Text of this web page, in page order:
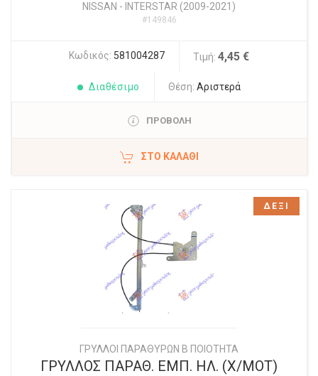
NISSAN - INTERSTAR (2009-2021)
#149846
Κωδικός: 581004287 Τιμή: 4,45 €
Διαθέσιμο Θέση: Αριστερά
ΠΡΟΒΟΛΗ
ΣΤΟ ΚΑΛΆΘΙ
ΓΡΥΛΛΟΙ ΠΑΡΑΘΥΡΩΝ Β ΠΟΙΟΤΗΤΑ
ΓΡΥΛΛΟΣ ΠΑΡΑΘ. ΕΜΠ. ΗΛ. (Χ/ΜΟΤ)
ΔΕΞΙ